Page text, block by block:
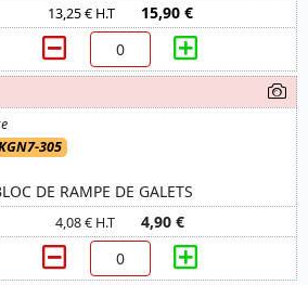
13,25 € H.T 15,90 €
305
DE RAMPE DE GALETS
4,08 € H.T 4,90 €